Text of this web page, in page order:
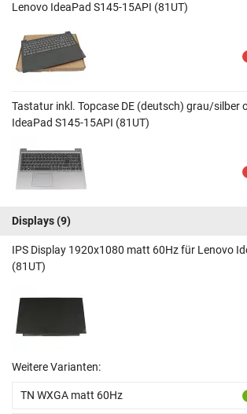
Lenovo IdeaPad S145-15API (81UT)
Tastatur inkl. Topcase DE (deutsch) grau/silber
IdeaPad S145-15API (81UT)
Displays(9)
IPS Display 1920x1080 matt 60Hz für Lenovo
(81UT)
Weitere Varianten:
TN WXGA matt 60Hz